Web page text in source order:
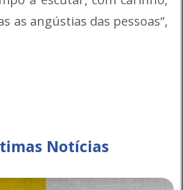
as angústias das pessoas”,
Notícias